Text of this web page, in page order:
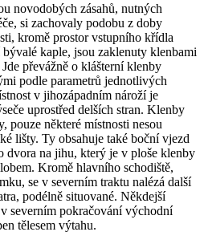
novodobých zásahů, nutných
si zachovaly podobu z doby
kromě prostor vstupního křídla
kaple, jsou zaklenuty klenbami
převážně o klášterní klenby
podle parametrů jednotlivých
v jihozápadním nároží je
uprostřed delších stran. Klenby
pouze některé místnosti nesou
lišty. Ty obsahuje také boční vjezd
dvora na jihu, který je v ploše klenby
Kromě hlavního schodiště,
se v severním traktu nalézá další
podélně situované. Někdejší
severním pokračování východní
tělesem výtahu.